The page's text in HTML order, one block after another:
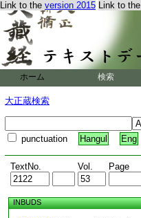
Link to the version 2015 Link to the
ホーム 検索
大正蔵検索
punctuation Hangul Eng
TextNo. Vol. Page
INBUDS